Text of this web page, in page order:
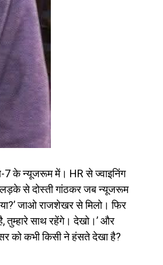
7 के न्यूजरूम में। HR से ज्वाइनिंग
लड़के से दोस्ती गांठकर जब न्यूजरूम
जाओ राजशेखर से मिलो। फिर
साथ रहेंगे। देखो।’ और
को कभी किसी ने हंसते देखा है?